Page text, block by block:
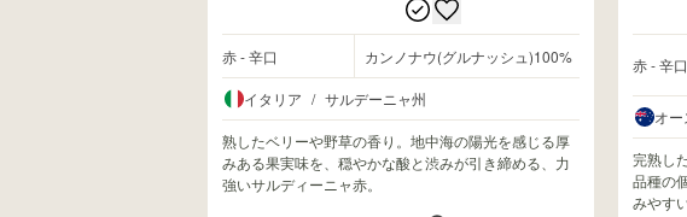
赤 - 辛口 カンノナウ(グルナッシュ)100%
イタリア / サルデーニャ州
熟したベリーや野草の香り。地中海の陽光を感じる厚
みある果実味を、穏やかな酸と渋みが引き締める、力
強いサルディーニャ赤。
赤 - 辛口
オ
完熟し
品種の
みやす